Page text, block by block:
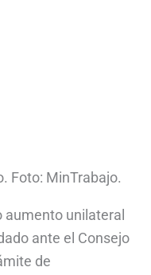
Foto: MinTrabajo.
aumento unilateral
ante el Consejo
de